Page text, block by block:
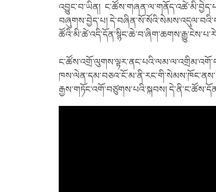
འབྱུང་བ་ཡིན།
བཞུགས་བྱེད་པ།
རྒྱས་གཏོང་འགོ་བཙུགས་པའི་སྐབས།